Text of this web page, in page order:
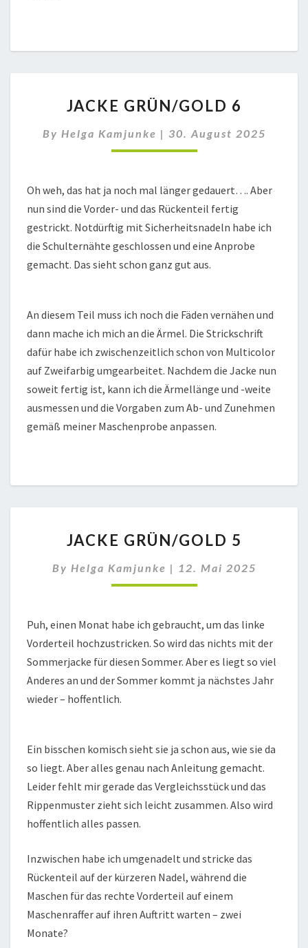
GRÜN/GOLD
JACKE GRÜN/GOLD 6
By Helga Kamjunke | 30. August 2025
Oh weh, das hat ja noch mal länger gedauert…. Aber
nun sind die Vorder- und das Rückenteil fertig
gestrickt. Notdürftig mit Sicherheitsnadeln habe ich
die Schulternähte geschlossen und eine Anprobe
gemacht. Das sieht schon ganz gut aus.
An diesem Teil muss ich noch die Fäden vernähen und
dann mache ich mich an die Ärmel. Die Strickschrift
dafür habe ich zwischenzeitlich schon von Multicolor
auf Zweifarbig umgearbeitet. Nachdem die Jacke nun
soweit fertig ist, kann ich die Ärmellänge und -weite
ausmessen und die Vorgaben zum Ab- und Zunehmen
gemäß meiner Maschenprobe anpassen.
GRÜN/GOLD
JACKE GRÜN/GOLD 5
By Helga Kamjunke | 12. Mai 2025
Puh, einen Monat habe ich gebraucht, um das linke
Vorderteil hochzustricken. So wird das nichts mit der
Sommerjacke für diesen Sommer. Aber es liegt so viel
Anderes an und der Sommer kommt ja nächstes Jahr
wieder – hoffentlich.
Ein bisschen komisch sieht sie ja schon aus, wie sie da
so liegt. Aber alles genau nach Anleitung gemacht.
Leider fehlt mir gerade das Vergleichsstück und das
Rippenmuster zieht sich leicht zusammen. Also wird
hoffentlich alles passen.
Inzwischen habe ich umgenadelt und stricke das
Rückenteil auf der kürzeren Nadel, während die
Maschen für das rechte Vorderteil auf einem
Maschenraffer auf ihren Auftritt warten – zwei
Monate?